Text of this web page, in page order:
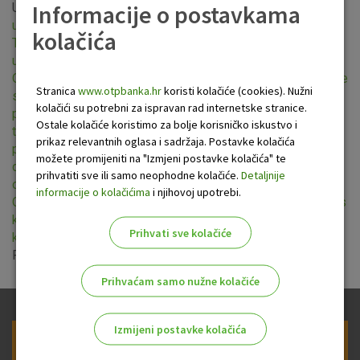
Uprava OTP banke usvojila je nove
Opće uvjete pružanja
usluga platnog prometa za nepotrošače uključujući novi
Terminski plan banke za izvršenje platnih naloga
uvjete za korištenje eLEMENT@-e za poslovne subjekte
Opće uvjete korištenja usluge OTP m-business za poslovne
subjekte,Opće uvjete za korištenje usluge SMS info za
poslovne subjekte,Opće uvjete korištenja dnevno-noćnih
trezora OTP banke,Opće uvjete dodatnih obaveza u
poslovanju s trgovcima koji koriste EFTPOS terminale i
druge uređaje na prodajnim mjestima,Opće uvjete
odobravanja kredita malim poduzećima i obrtnicima
Opća pravila i uvjete za izdavanje i korištenje Visa Business
kartice OTP bankeiOpća pravila i uvjete za izdavanje i
korištenje Visa Business Electron kartice OTP banke
Primjena novih općih uvjeta je od 01. prosinca 2018.
Prijava na newsletter OTP banke
Informacije o postavkama
kolačića
Stranica www.otpbanka.hrkoristi kolačiće (cookies). Nužni
kolačići su potrebni za ispravan rad internetske stranice.
Ostale kolačiće koristimo za bolje korisničko iskustvo i
prikaz relevantnih oglasa i sadržaja. Postavke kolačića
možete promijeniti na "Izmjeni postavke kolačića" te
prihvatiti sve ili samo neophodne kolačiće. Detaljnije
informacije o kolačićima i njihovoj upotrebi.
Prihvati sve kolačiće
Prihvaćam samo nužne kolačiće
Izmijeni postavke kolačića